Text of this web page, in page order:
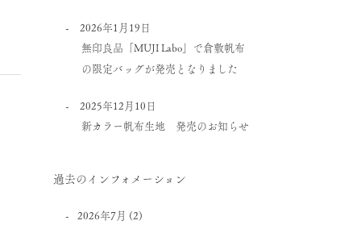
2026年1月19日
無印良品「MUJI Labo」で倉敷帆布
の限定バッグが発売となりました
2025年12月10日
新カラー帆布生地 発売のお知らせ
過去のインフォメーション
2026年7月 (2)